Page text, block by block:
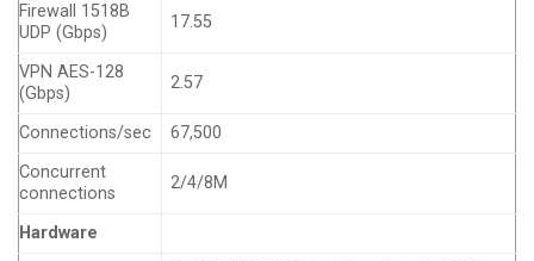
Firewall 1518B
UDP (Gbps)
17.55
VPN AES-128
(Gbps)
2.57
Connections/sec
67,500
Concurrent
connections
2/4/8M
Hardware